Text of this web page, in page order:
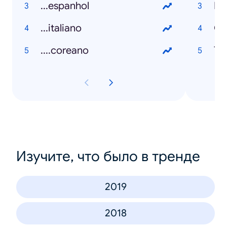
...espanhol
...italiano
....coreano
Изучите, что было в тренде
2019
2018